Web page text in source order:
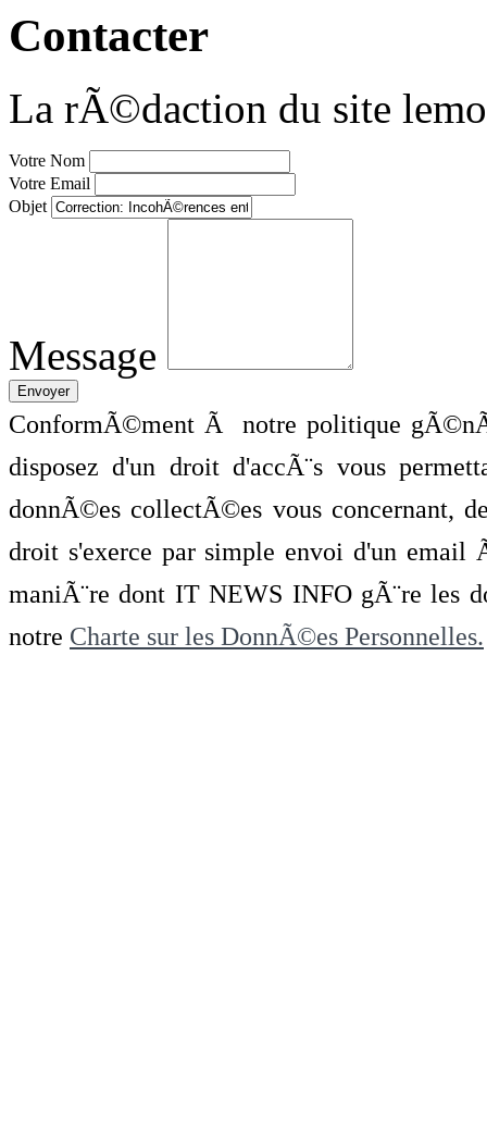
Contacter
La rÃ©daction du site
Votre Nom
Votre Email
Objet
Message
ConformÃ©ment Ã notre politique
disposez d'un droit d'accÃ¨s vous
donnÃ©es collectÃ©es vous concernant,
droit s'exerce par simple envoi d'un
maniÃ¨re dont IT NEWS INFO gÃ¨re les
notre Charte sur les DonnÃ©es Personnelles.